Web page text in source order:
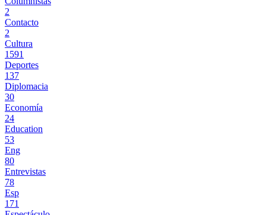
2
Contacto
2
Cultura
1591
Deportes
137
Diplomacia
30
Economía
24
Education
53
Eng
80
Entrevistas
78
Esp
171